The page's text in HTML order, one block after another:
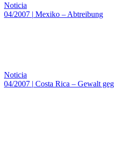
Noticia
04/2007 | Mexiko – Abtreibung
Noticia
04/2007 | Costa Rica – Gewalt